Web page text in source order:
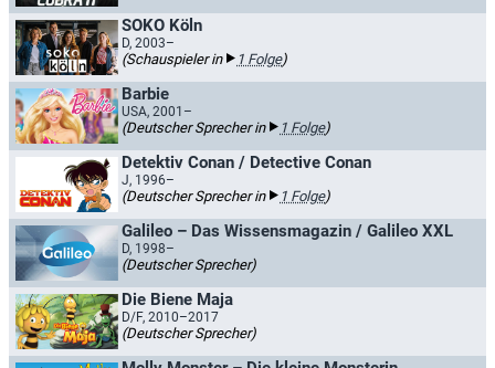
SOKO Köln
D, 2003–
(Schauspieler in 1 Folge)
Barbie
USA, 2001–
(Deutscher Sprecher in 1 Folge)
Detektiv Conan / Detective Conan
J, 1996–
(Deutscher Sprecher in 1 Folge)
Galileo – Das Wissensmagazin / Galileo XXL
D, 1998–
(Deutscher Sprecher)
Die Biene Maja
D/F, 2010–2017
(Deutscher Sprecher)